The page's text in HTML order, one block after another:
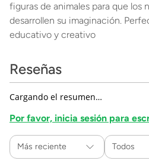
figuras de animales para que los
desarrollen su imaginación.
educativo y creativo
Reseñas
Cargando el resumen…
Por favor, inicia sesión para
Más reciente Todos